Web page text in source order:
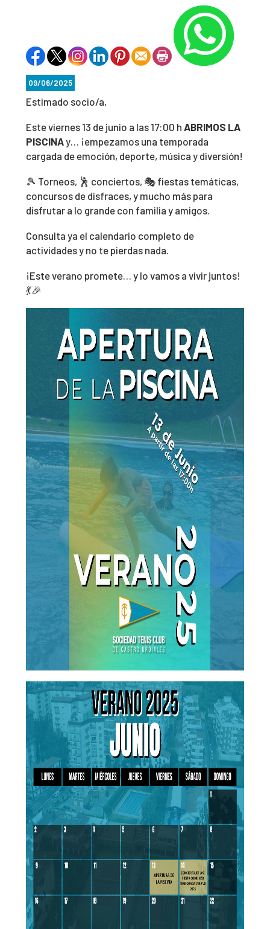
09/06/2025
Estimado socio/a,
Este viernes 13 de junio a las 17:00 h ABRIMOS LA
PISCINAy… ¡empezamos una temporada
cargada de emoción, deporte, música y diversión!
🎾 Torneos, 🕺 conciertos, 🎭 fiestas temáticas,
concursos de disfraces, y mucho más para
disfrutar a lo grande con familia y amigos.
Consulta ya el calendario completo de
actividades y no te pierdas nada.
¡Este verano promete… y lo vamos a vivir juntos!
💃🎉